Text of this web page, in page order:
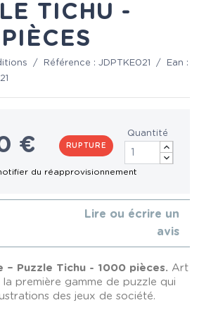
TICHU -
/ Référence : JDPTKE021 /
Ean :
€ RUPTURE
Quantité
Lire ou écrire un
avis
– Puzzle Tichu - 1000 pièces. Art
première gamme de puzzle qui
des jeux de société.